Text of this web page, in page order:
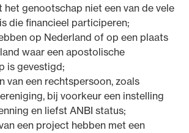
het genootschap niet een van de vele
die financieel participeren;
op Nederland of op een plaats
waar een apostolische
is gevestigd;
van een rechtspersoon, zoals
bij voorkeur een instelling
en liefst ANBI status;
een project hebben met een